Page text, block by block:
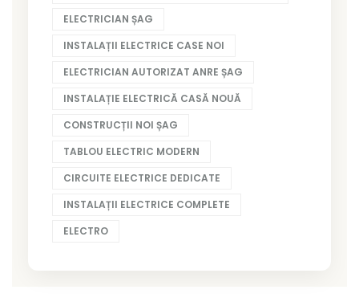
ELECTRICIAN ȘAG
INSTALAȚII ELECTRICE CASE NOI
ELECTRICIAN AUTORIZAT ANRE ȘAG
INSTALAȚIE ELECTRICĂ CASĂ NOUĂ
CONSTRUCȚII NOI ȘAG
TABLOU ELECTRIC MODERN
CIRCUITE ELECTRICE DEDICATE
INSTALAȚII ELECTRICE COMPLETE
ELECTRO